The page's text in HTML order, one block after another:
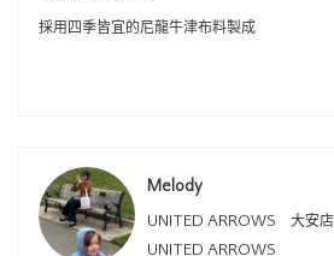
採用四季皆宜的尼龍牛津布料製成
Melody
UNITED ARROWS 大安店
UNITED ARROWS